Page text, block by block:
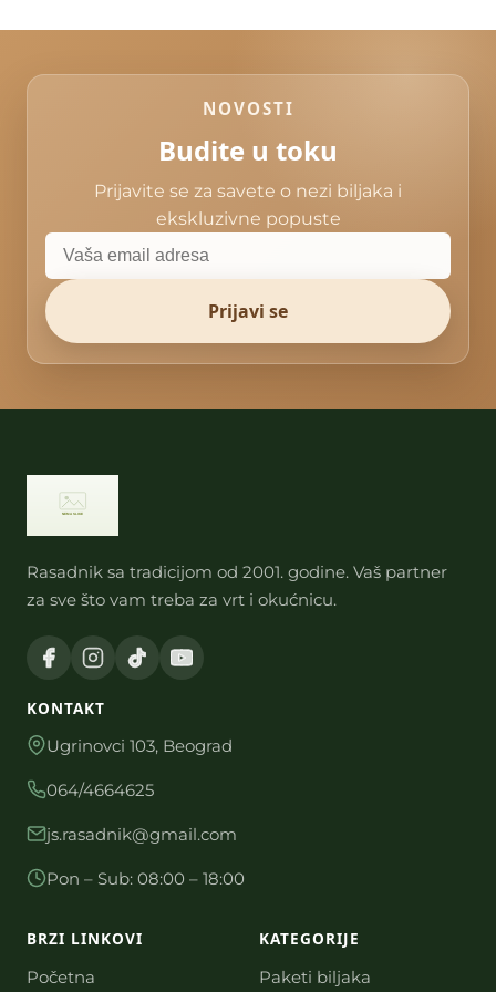
NOVOSTI
Budite u toku
Prijavite se za savete o nezi biljaka i
ekskluzivne popuste
Prijavi se
Rasadnik sa tradicijom od 2001. godine. Vaš partner
za sve što vam treba za vrt i okućnicu.
BRZI LINKOVI
Početna
KATEGORIJE
Paketi biljaka
KONTAKT
Ugrinovci 103, Beograd
064/4664625
js.rasadnik@gmail.com
Pon – Sub: 08:00 – 18:00